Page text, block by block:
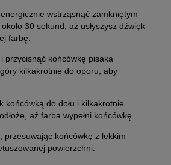
wstrząsnąć zamkniętym
30 sekund, aż usłyszysz dźwięk
farbę.
przycisnąć końcówkę pisaka
kilkakrotnie do oporu, aby
końcówką do dołu i kilkakrotnie
aż farba wypełni końcówkę.
przesuwając końcówkę z lekkim
powierzchni.